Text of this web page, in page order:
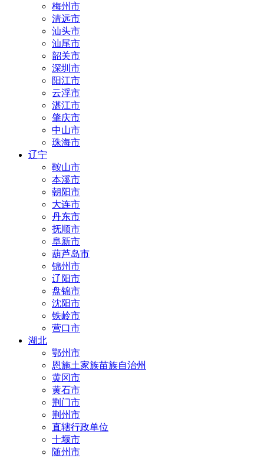
梅州市
清远市
汕头市
汕尾市
韶关市
深圳市
阳江市
云浮市
湛江市
肇庆市
中山市
珠海市
辽宁
鞍山市
本溪市
朝阳市
大连市
丹东市
抚顺市
阜新市
葫芦岛市
锦州市
辽阳市
盘锦市
沈阳市
铁岭市
营口市
湖北
鄂州市
恩施土家族苗族自治州
黄冈市
黄石市
荆门市
荆州市
直辖行政单位
十堰市
随州市